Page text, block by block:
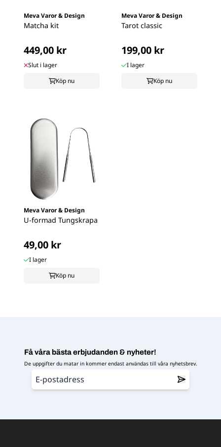
Meva Varor & Design
Matcha kit
449,00 kr
Slut i lager
Köp nu
Meva Varor & Design
Tarot classic
199,00 kr
I lager
Köp nu
Meva Varor & Design
U-formad Tungskrapa
49,00 kr
I lager
Köp nu
Få våra bästa erbjudanden & nyheter!
De uppgifter du matar in kommer endast användas till våra nyhetsbrev.